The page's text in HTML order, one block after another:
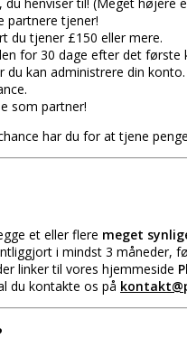
partnere tjener!
du tjener £150 eller mere.
for 30 dage efter det første
kan administrere din konto.
som partner!
har du for at tjene
et eller flere meget
i mindst 3 måneder,
linker til vores hjemmeside
du kontakte os på